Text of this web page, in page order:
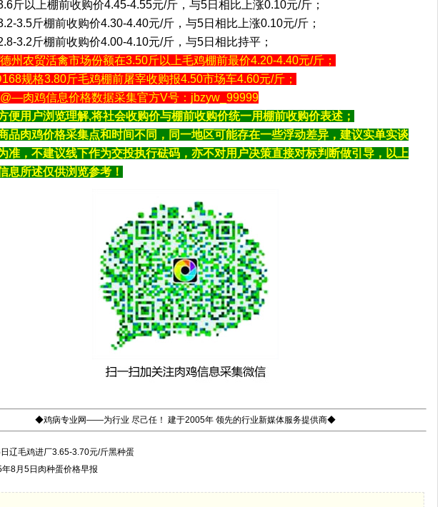
斤以上棚前收购价4.45-4.55元/斤，与5日相比上涨0.10元/斤；
3.5斤棚前收购价4.30-4.40元/斤，与5日相比上涨0.10元/斤；
3.2斤棚前收购价4.00-4.10元/斤，与5日相比持平；
州农贸活禽市场份额在3.50斤以上毛鸡棚前最价4.20-4.40元/斤；
规格3.80斤毛鸡棚前屠宰收购报4.50市场车4.60元/斤；
肉鸡信息价格数据采集官方V号：jbzyw_99999
便用户浏览理解,将社会收购价与棚前收购价统一用棚前收购价表述；
品肉鸡价格采集点和时间不同，同一地区可能存在一些浮动差异，建议实单实谈
准，不建议线下作为交投执行砝码，亦不对用户决策直接对标判断做引导，以上
息所述仅供浏览参考！
◆鸡病专业网——为行业 尽己任！ 建于2005年 领先的行业新媒体服务提供商◆
辽毛鸡进厂3.65-3.70元/斤黑种蛋
8月5日肉种蛋价格早报